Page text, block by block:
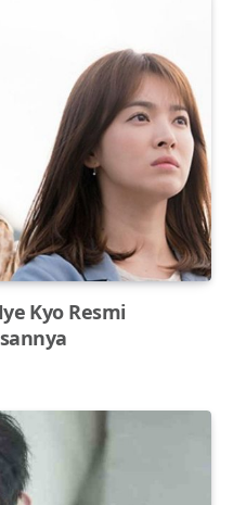
Kyo Resmi